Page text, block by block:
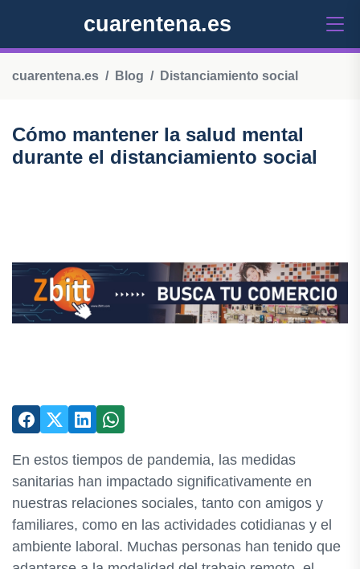
cuarentena.es
cuarentena.es Blog Distanciamiento social
Cómo mantener la salud mental
durante el distanciamiento social
En estos tiempos de pandemia, las medidas
sanitarias han impactado significativamente en
nuestras relaciones sociales, tanto con amigos y
familiares, como en las actividades cotidianas y el
ambiente laboral. Muchas personas han tenido que